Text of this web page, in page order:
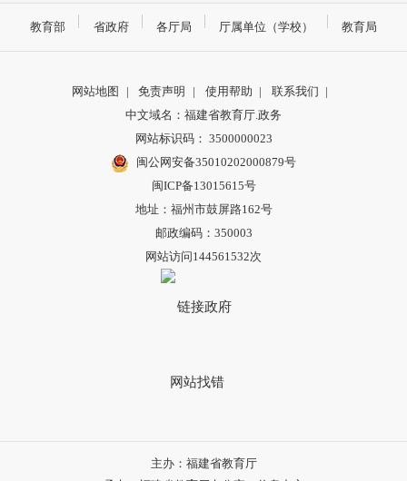
教育部 省政府 各厅局 厅属单位（学校） 教育局
网站地图 | 免责声明 | 使用帮助 | 联系我们 |
中文域名：福建省教育厅.政务
网站标识码： 3500000023
闽公网安备35010202000879号
闽ICP备13015615号
地址：福州市鼓屏路162号
邮政编码：350003
网站访问144561532次
主办：福建省教育厅